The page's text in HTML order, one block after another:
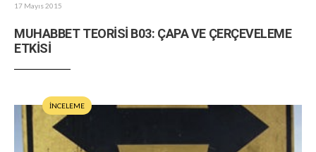
17 Mayıs 2015
MUHABBET TEORİSİ B03: ÇAPA VE ÇERÇEVELEME
ETKİSİ
İNCELEME